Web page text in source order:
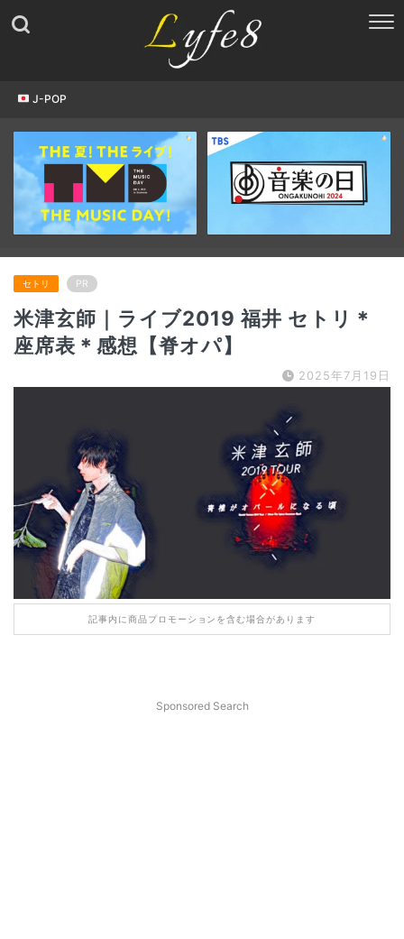
J-POP
セトリ PR
米津玄師｜ライブ2019 福井 セトリ＊
座席表＊感想【脊オパ】
2025年7月19日
記事内に商品プロモーションを含む場合があります
Sponsored Search